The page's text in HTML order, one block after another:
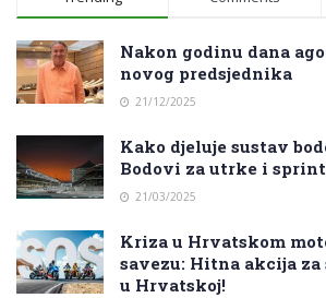
Nakon godinu dana
novog predsjednika
21/12/2025
Kako djeluje sustav
Bodovi za utrke i
21/03/2025
Kriza u Hrvatskom
savezu: Hitna akcija za
u Hrvatskoj!